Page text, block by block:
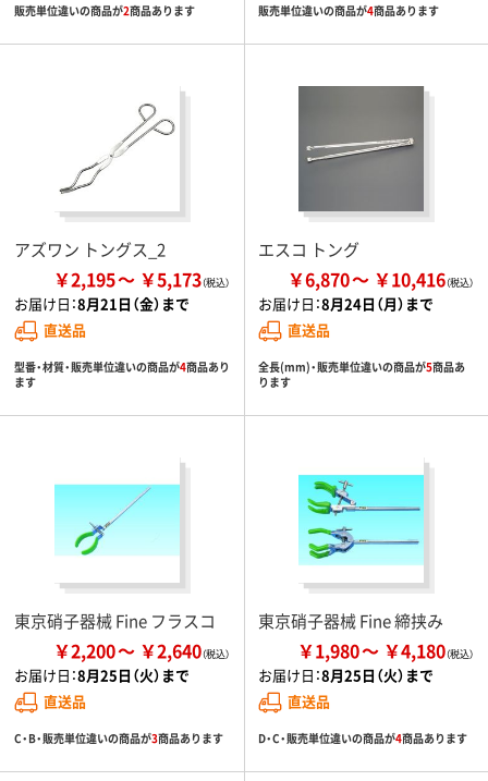
販売単位違いの商品が2商品あります 販売単位違いの商品が4商品あります
アズワン トングス_2
￥2,195 ￥5,173
お届け日：8月21日（金）まで
直送品
型番・材質・販売単位違いの商品が4商品あり
ます
エスコ トング
￥6,870 ￥10,416
お届け日：8月24日（月）まで
直送品
全長(mm)・販売単位違いの商品が5商品あ
ります
東京硝子器械 Fine フラスコ
￥2,200 ￥2,640
お届け日：8月25日（火）まで
直送品
C・B・販売単位違いの商品が3商品あります
東京硝子器械 Fine 締挟み
￥1,980 ￥4,180
お届け日：8月25日（火）まで
直送品
D・C・販売単位違いの商品が4商品あります